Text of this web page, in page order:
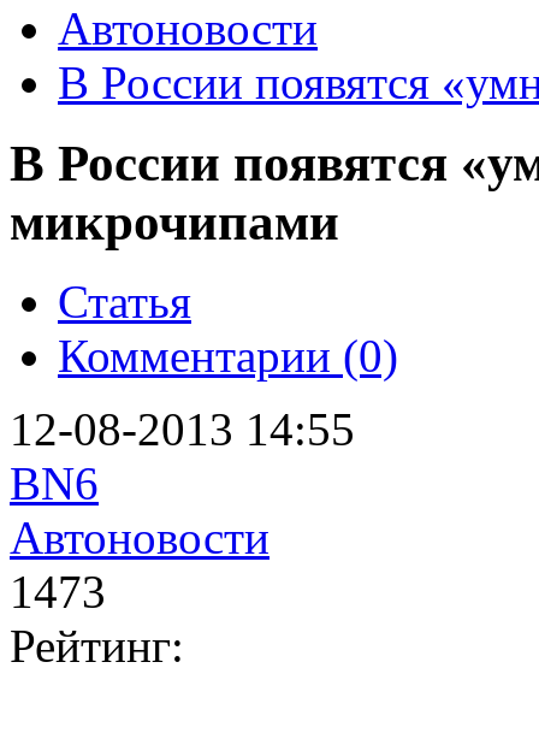
Автоновости
В России появятся
В России появятся
микрочипами
Статья
Комментарии (0)
12-08-2013 14:55
BN6
Автоновости
1473
Рейтинг: